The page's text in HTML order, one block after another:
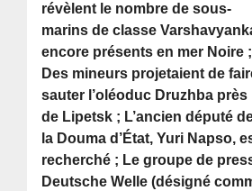
révèlent le nombre de sous-
marins de classe
encore présents en mer Noire ;
Des mineurs projetaient de
sauter l’oléoduc Druzhba près
de Lipetsk ; L’ancien député
la Douma d’État, Yuri Napso,
recherché ; Le groupe de
Deutsche Welle (désigné